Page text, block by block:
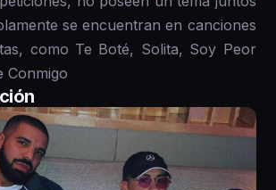
se encuentran en canciones
como Te Boté, Solita, Soy Peor
Conmigo